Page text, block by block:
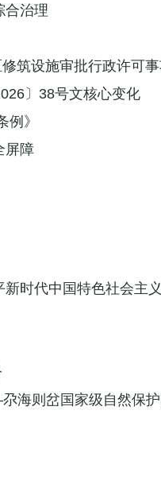
合治理
筑设施审批行政许可事
〕38号文核心变化
》
屏障
时代中国特色社会主
海则岔国家级自然保